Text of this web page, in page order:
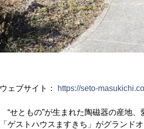
ウェブサイト： https://seto-
“せともの”が生まれた陶磁器の産地
「ゲストハウスますきち」がグランド